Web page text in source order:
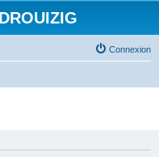
Connexion